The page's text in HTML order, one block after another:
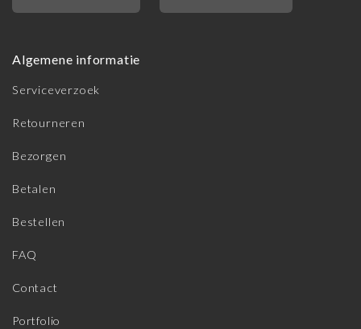
Algemene informatie
Serviceverzoek
Retourneren
Bezorgen
Betalen
Bestellen
FAQ
Contact
Portfolio